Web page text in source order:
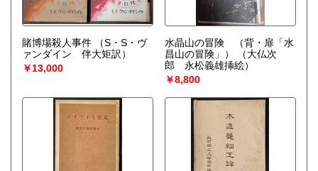
賭博場殺人事件
（S・S・ヴ
ァンダイン 伴大矩訳）
￥13,000
水晶山の冒険 （背・扉「水
昌山の冒険」）
（大仏次
郎 永松義雄挿絵）
￥8,800